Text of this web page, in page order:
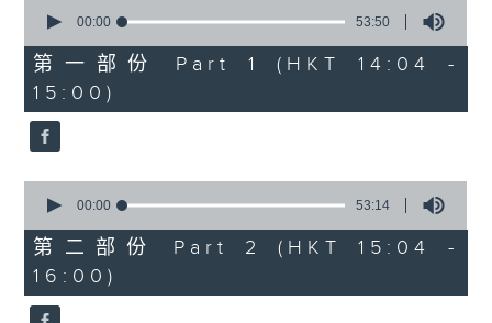
seconds
53
minutes,
50
seconds
00:00 53:50
第一部份 Part 1 (HKT 14:04 -
15:00)
seconds
53
minutes,
14
seconds
00:00 53:14
第二部份 Part 2 (HKT 15:04 -
16:00)